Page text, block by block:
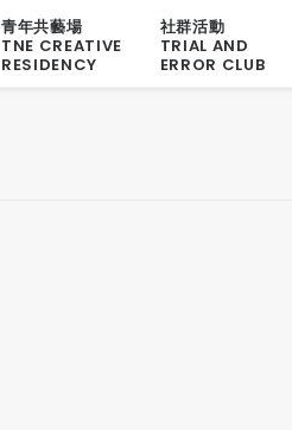
青年共藝場
TNE CREATIVE
RESIDENCY
社群活動
TRIAL AND
ERROR CLUB